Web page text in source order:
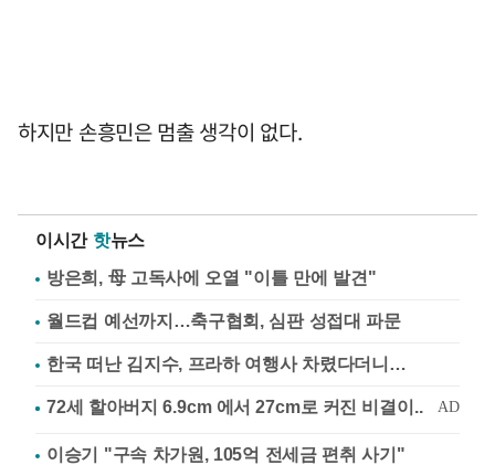
하지만 손흥민은 멈출 생각이 없다.
이시간 핫뉴스
방은희, 母 고독사에 오열 "이틀 만에 발견"
월드컵 예선까지…축구협회, 심판 성접대 파문
한국 떠난 김지수, 프라하 여행사 차렸다더니…
이승기 "구속 차가원, 105억 전세금 편취 사기"